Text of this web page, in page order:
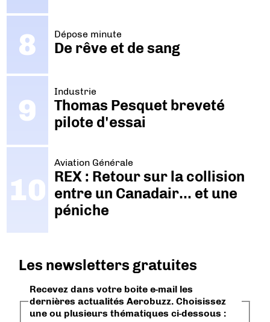
Dépose minute
De rêve et de sang
Industrie
Thomas Pesquet breveté
pilote d'essai
Aviation Générale
REX : Retour sur la collision
entre un Canadair… et une
péniche
Les newsletters gratuites
Recevez dans votre boite e-mail les
dernières actualités Aerobuzz. Choisissez
une ou plusieurs thématiques ci-dessous :